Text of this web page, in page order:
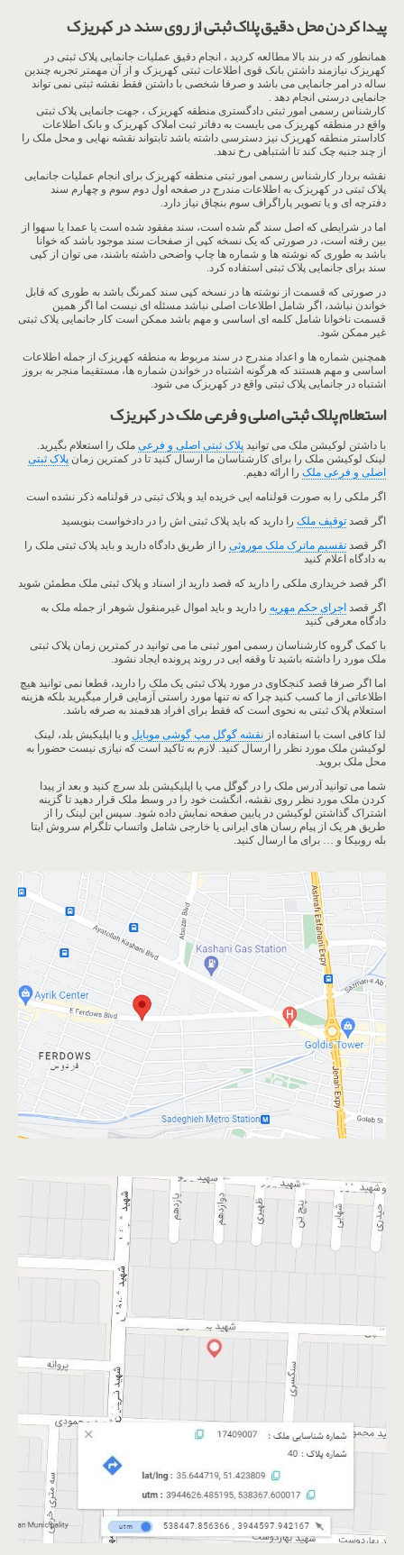
پیدا کردن محل دقیق پلاک ثبتی از روی سند در کهریزک
همانطور که در بند بالا مطالعه کردید ، انجام دقیق عملیات جانمایی پلاک ثبتی در
کهریزک نیازمند داشتن بانک قوی اطلاعات ثبتی کهریزک و از آن مهمتر تجربه چندین
ساله در امر جانمایی می باشد و صرفا شخصی با داشتن فقط نقشه ثبتی نمی تواند
جانمایی درستی انجام دهد .
کارشناس رسمی امور ثبتی دادگستری منطقه کهریزک ، جهت جانمایی پلاک ثبتی
واقع در منطقه کهریزک می بایست به دفاتر ثبت املاک کهریزک و بانک اطلاعات
کاداستر منطقه کهریزک نیز دسترسی داشته باشد تابتواند نقشه نهایی و محل ملک را
از چند جنبه چک کند تا اشتباهی رخ ندهد.
نقشه بردار کارشناس رسمی امور ثبتی منطقه کهریزک برای انجام عملیات جانمایی
پلاک ثبتی در کهریزک به اطلاعات مندرج در صفحه اول دوم سوم و چهارم سند
دفترچه ای و یا تصویر پاراگراف سوم بنچاق نیاز دارد.
اما در شرایطی که اصل سند گم شده است، سند مفقود شده است یا عمدا یا سهوا از
بین رفته است، در صورتی که یک نسخه کپی از صفحات سند موجود باشد که خوانا
باشد به طوری که نوشته ها و شماره ها چاپ واضحی داشته باشند، می توان از کپی
سند برای جانمایی پلاک ثبتی استفاده کرد.
در صورتی که قسمت از نوشته ها در نسخه کپی سند کمرنگ باشد به طوری که قابل
خواندن نباشد، اگر شامل اطلاعات اصلی نباشد مسئله ای نیست اما اگر همین
قسمت ناخوانا شامل کلمه ای اساسی و مهم باشد ممکن است کار جانمایی پلاک ثبتی
غیر ممکن شود.
همچنین شماره ها و اعداد مندرج در سند مربوط به منطقه کهریزک از جمله اطلاعات
اساسی و مهم هستند که هرگونه اشتباه در خواندن شماره ها، مستقیما منجر به بروز
اشتباه در جانمایی پلاک ثبتی واقع در کهریزک می شود.
استعلام پلاک ثبتی اصلی و فرعی ملک در کهریزک
با داشتن لوکیشن ملک می توانید پلاک ثبتی اصلی و فرعی ملک را استعلام بگیرید.
لینک لوکیشن ملک را برای کارشناسان ما ارسال کنید تا در کمترین زمان پلاک ثبتی
اصلی و فرعی ملک را ارائه دهیم.
اگر ملکی را به صورت قولنامه ایی خریده اید و پلاک ثبتی در قولنامه ذکر نشده است
اگر قصد توقیف ملک را دارید که باید پلاک ثبتی اش را در دادخواست بنویسید
اگر قصد تقسیم ماترک ملک موروثی را از طریق دادگاه دارید و باید پلاک ثبتی ملک را
به دادگاه اعلام کنید
اگر قصد خریداری ملکی را دارید که قصد دارید از اسناد و پلاک ثبتی ملک مطمئن شوید
اگر قصد اجرای حکم مهریه را دارید و باید اموال غیرمنقول شوهر از جمله ملک به
دادگاه معرفی کنید
با کمک گروه کارشناسان رسمی امور ثبتی ما می توانید در کمترین زمان پلاک ثبتی
ملک مورد را داشته باشید تا وقفه ایی در روند پرونده ایجاد نشود.
اما اگر صرفا قصد کنجکاوی در مورد پلاک ثبتی یک ملک را دارید، قطعا نمی توانید هیچ
اطلاعاتی از ما کسب کنید چرا که نه تنها مورد راستی آزمایی قرار میگیرید بلکه هزینه
استعلام پلاک ثبتی به نحوی است که فقط برای افراد هدفمند به صرفه باشد.
لذا کافی است با استفاده از نقشه گوگل مپ گوشی موبایل و یا اپلیکیش بلد، لینک
لوکیشن ملک مورد نظر را ارسال کنید. لازم به تاکید است که نیازی نیست حضورا به
محل ملک بروید.
شما می توانید آدرس ملک را در گوگل مپ یا اپلیکیشن بلد سرچ کنید و بعد از پیدا
کردن ملک مورد نظر روی نقشه، انگشت خود را در وسط ملک قرار دهید تا گزینه
اشتراک گذاشتن لوکیشن در پایین صفحه نمایش داده شود. سپس این لینک را از
طریق هر یک از پیام رسان های ایرانی یا خارجی شامل واتساپ تلگرام سروش ایتا
بله روبیکا و … برای ما ارسال کنید.